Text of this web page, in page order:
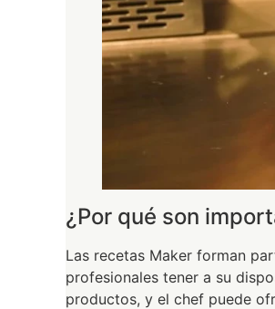
¿Por qué son
Las recetas Maker forman
profesionales tener a su
productos, y el chef puede